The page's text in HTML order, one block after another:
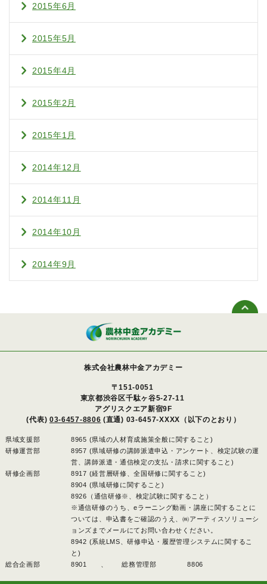
2015年6月
2015年5月
2015年4月
2015年2月
2015年1月
2014年12月
2014年11月
2014年10月
2014年9月
株式会社農林中金アカデミー
〒151-0051
東京都渋谷区千駄ヶ谷5-27-11
アグリスクエア新宿9F
(代表) 03-6457-8806 (直通) 03-6457-XXXX（以下のとおり）
県域支援部
8965 (県域の人材育成施策全般に関すること)
研修運営部
8957 (県域研修の講師派遣申込・アンケート、検定試験の運
営、講師派遣・通信検定の支払・請求に関すること)
研修企画部
8917 (経営層研修、全国研修に関すること)
8904 (県域研修に関すること)
8926（通信研修※、検定試験に関すること）
※通信研修のうち、eラーニング動画・講座に関することに
ついては、申込書をご確認のうえ、㈱アーティスソリューシ
ョンズまでメールにてお問い合わせください。
8942 (系統LMS、研修申込・履歴管理システムに関するこ
と)
総合企画部
8901 、総務管理部 8806